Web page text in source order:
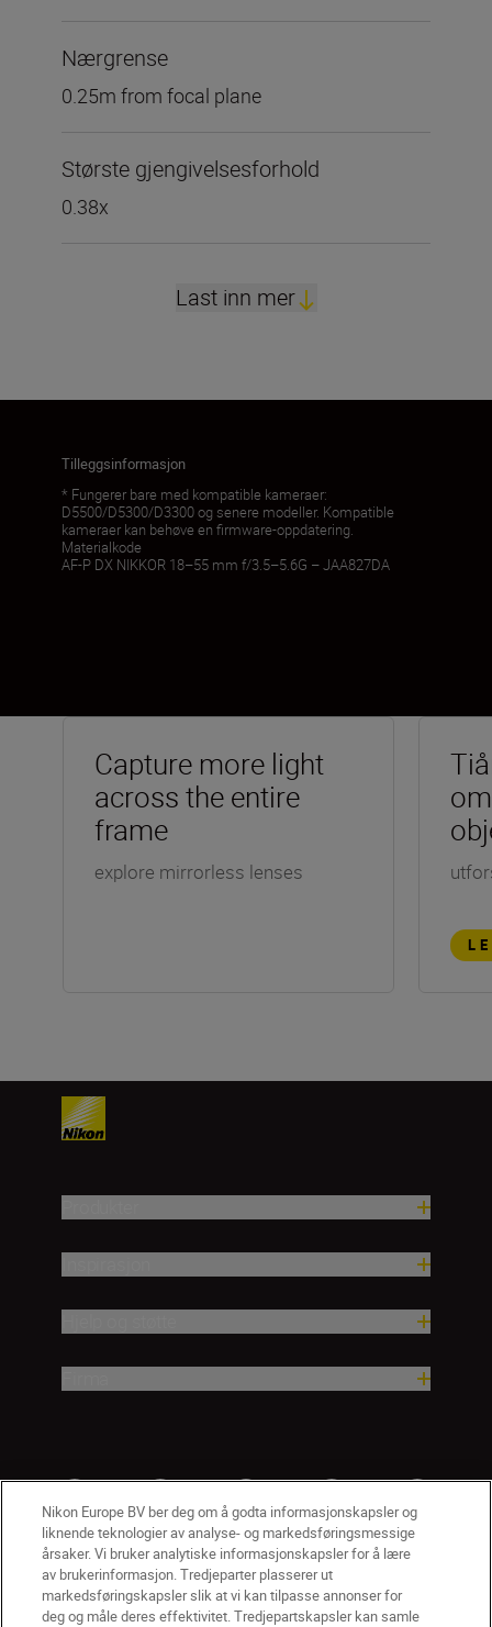
Nærgrense
0.25m from focal plane
Største gjengivelsesforhold
0.38x
Last inn mer
Tilleggsinformasjon
* Fungerer bare med kompatible kameraer:
D5500/D5300/D3300 og senere modeller. Kompatible
kameraer kan behøve en firmware-oppdatering.
Materialkode
AF-P DX NIKKOR 18–55 mm f/3.5–5.6G – JAA827DA
Capture more light
across the entire
frame
explore mirrorless lenses
Nikon Europe BV ber deg om å godta informasjonskapsler og
liknende teknologier av analyse- og markedsføringsmessige
årsaker. Vi bruker analytiske informasjonskapsler for å lære
av brukerinformasjon. Tredjeparter plasserer ut
markedsføringskapsler slik at vi kan tilpasse annonser for
deg og måle deres effektivitet. Tredjepartskapsler kan samle